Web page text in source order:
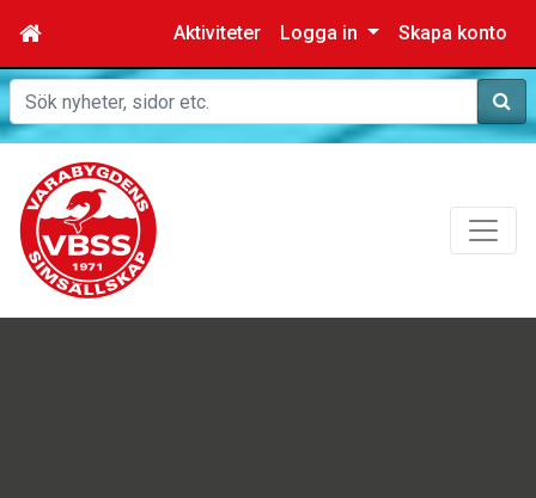
Aktiviteter Logga in Skapa konto
Sök